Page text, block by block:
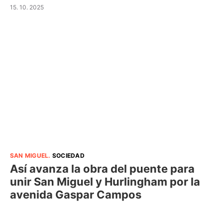
15. 10. 2025
SAN MIGUEL. SOCIEDAD
Así avanza la obra del puente para
unir San Miguel y Hurlingham por la
avenida Gaspar Campos